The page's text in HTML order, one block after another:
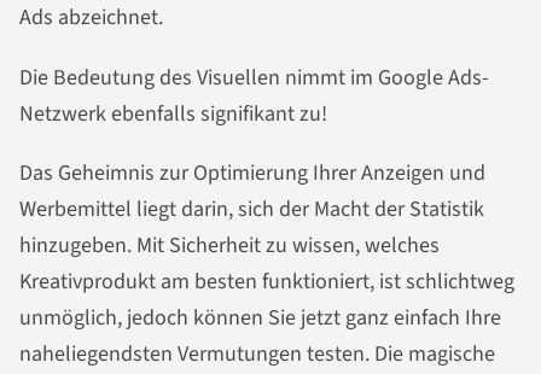
Ads abzeichnet.
Die Bedeutung des Visuellen nimmt im Google Ads-
Netzwerk ebenfalls signifikant zu!
Das Geheimnis zur Optimierung Ihrer Anzeigen und
Werbemittel liegt darin, sich der Macht der Statistik
hinzugeben. Mit Sicherheit zu wissen, welches
Kreativprodukt am besten funktioniert, ist schlichtweg
unmöglich, jedoch können Sie jetzt ganz einfach Ihre
naheliegendsten Vermutungen testen. Die magische